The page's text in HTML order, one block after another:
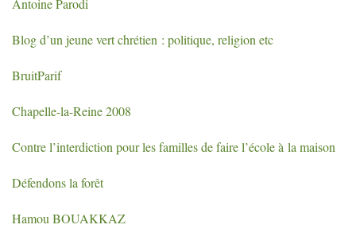
Blog d’un jeune vert chrétien : politique, religion etc
BruitParif
Chapelle-la-Reine 2008
Contre l’interdiction pour les familles de faire l’école à la maison
Défendons la forêt
Hamou BOUAKKAZ